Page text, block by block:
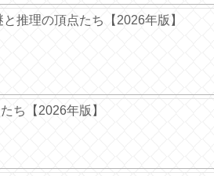
推理の頂点たち【2026年版】
ち【2026年版】